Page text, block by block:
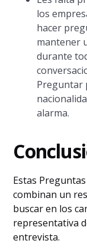
los
hacer
mantener
durante
Preguntar
alarma.
Estas
combinan un
buscar en los
representativa
entrevista.